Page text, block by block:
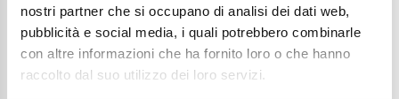
nostri partner che si occupano di analisi dei dati web,
pubblicità e social media, i quali potrebbero combinarle
con altre informazioni che ha fornito loro o che hanno
raccolto dal suo utilizzo dei loro servizi.
Cognome